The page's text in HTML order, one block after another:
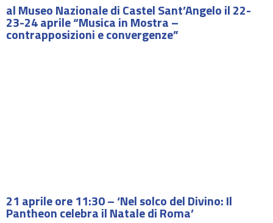
al Museo Nazionale di Castel Sant’Angelo il 22-
23-24 aprile “Musica in Mostra –
contrapposizioni e convergenze”
21 aprile ore 11:30 – ‘Nel solco del Divino: Il
Pantheon celebra il Natale di Roma’